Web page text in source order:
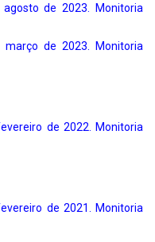
de 2023. Monitoria
de 2023. Monitoria
de 2022. Monitoria
de 2021. Monitoria